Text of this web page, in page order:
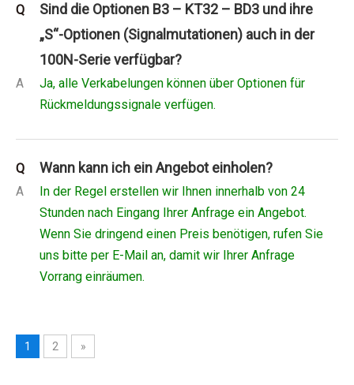
Q
Sind die Optionen B3 – KT32 – BD3 und ihre
„S“-Optionen (Signalmutationen) auch in der
100N-Serie verfügbar?
A
Ja, alle Verkabelungen können über Optionen für
Rückmeldungssignale verfügen.
Q Wann kann ich ein Angebot einholen?
A
In der Regel erstellen wir Ihnen innerhalb von 24
Stunden nach Eingang Ihrer Anfrage ein Angebot.
Wenn Sie dringend einen Preis benötigen, rufen Sie
uns bitte per E-Mail an, damit wir Ihrer Anfrage
Vorrang einräumen.
1 2 »